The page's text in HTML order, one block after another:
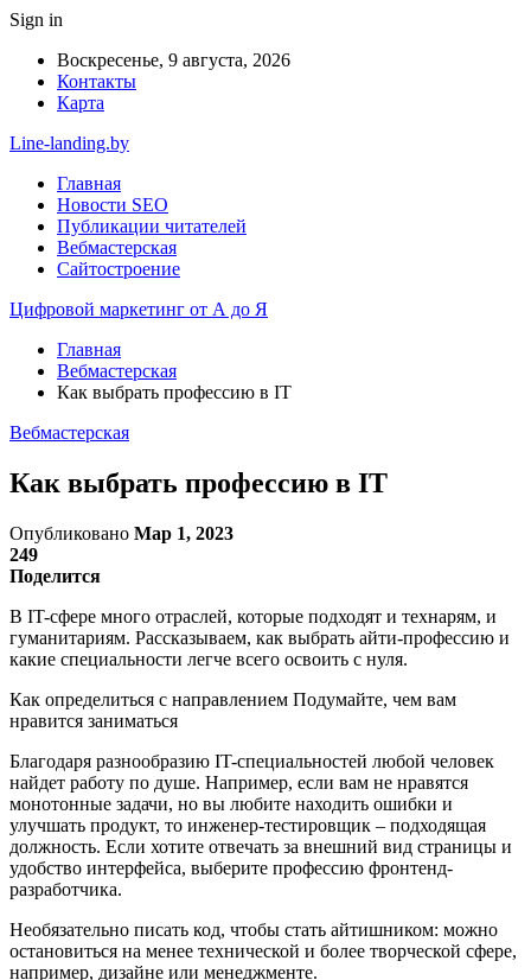
Sign in
Воскресенье, 9 августа, 2026
Контакты
Карта
Line-landing.by
Главная
Новости SEO
Публикации читателей
Вебмастерская
Сайтостроение
Цифровой маркетинг от А до Я
Главная
Вебмастерская
Как выбрать профессию в IT
Вебмастерская
Как выбрать профессию в IT
Опубликовано Мар 1, 2023
249
Поделится
В IT-сфере много отраслей, которые подходят и технарям, и
гуманитариям. Рассказываем, как выбрать айти-профессию и
какие специальности легче всего освоить с нуля.
Как определиться с направлением Подумайте, чем вам
нравится заниматься
Благодаря разнообразию IT-специальностей любой человек
найдет работу по душе. Например, если вам не нравятся
монотонные задачи, но вы любите находить ошибки и
улучшать продукт, то инженер-тестировщик – подходящая
должность. Если хотите отвечать за внешний вид страницы и
удобство интерфейса, выберите профессию фронтенд-
разработчика.
Необязательно писать код, чтобы стать айтишником: можно
остановиться на менее технической и более творческой сфере,
например, дизайне или менеджменте.